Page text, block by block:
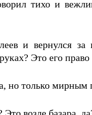
тихо и
и вернулся
Это его
но только мирным